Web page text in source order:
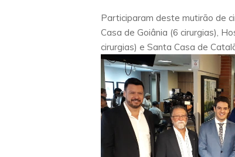
Participaram deste mutirão de
Casa de Goiânia (6 cirurgias),
cirurgias) e Santa Casa de